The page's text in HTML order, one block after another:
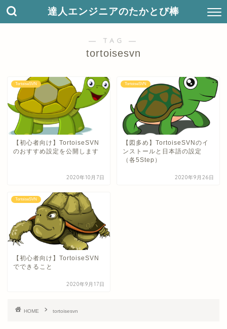
達人エンジニアのたかとび棒
― TAG ―
tortoisesvn
TortoiseSVN
【初心者向け】TortoiseSVN
のおすすめ設定を公開します
2020年10月7日
TortoiseSVN
【図多め】TortoiseSVNのイ
ンストールと日本語の設定
（各5Step）
2020年9月26日
TortoiseSVN
【初心者向け】TortoiseSVN
でできること
2020年9月17日
HOME tortoisesvn